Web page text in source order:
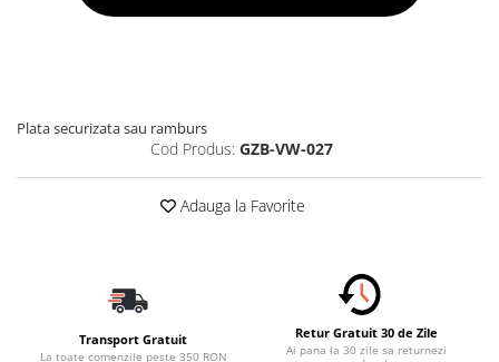
Plata securizata sau ramburs
Cod Produs: GZB-VW-027
Adauga la Favorite
Transport Gratuit
La toate comenzile peste 350 RON
Retur Gratuit 30 de Zile
Ai pana la 30 zile sa returnezi